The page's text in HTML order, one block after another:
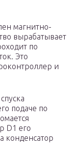
магнитно-
вырабатывает
по
Это
и
подаче по
D1 его
конденсатор